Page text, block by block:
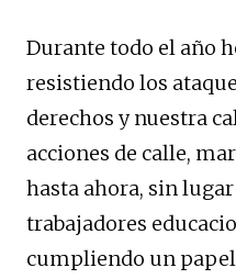
Durante todo el año
resistiendo los
derechos y nuestra
acciones de calle,
hasta ahora, sin
trabajadores
cumpliendo un